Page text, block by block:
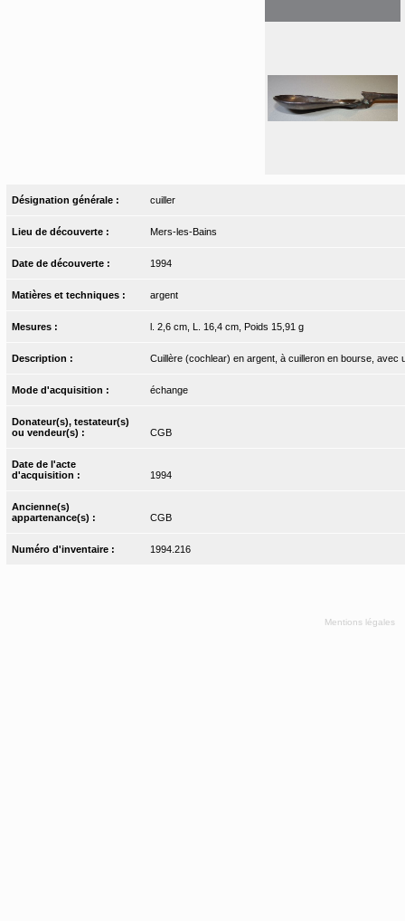
Désignation générale : cuiller
Lieu de découverte : Mers-les-Bains
Date de découverte : 1994
Matières et techniques : argent
Mesures : l. 2,6 cm, L. 16,4 cm, Poids 15,91 g
Description : Cuillère (cochlear) en argent, à cuilleron en bourse, avec
Mode d'acquisition : échange
Donateur(s), testateur(s)
ou vendeur(s) :
CGB
Date de l'acte
d'acquisition :
1994
Ancienne(s)
appartenance(s) :
CGB
Numéro d'inventaire : 1994.216
Mentions légales